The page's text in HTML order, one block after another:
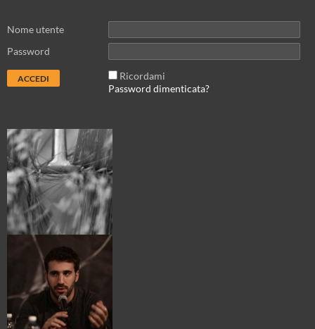
Nome utente
Password
Ricordami
Password dimenticata?